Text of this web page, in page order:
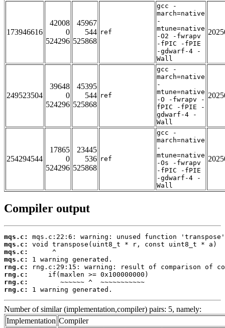
173946616
42008
0
524296
45967
544
525868
ref
gcc -
march=native
-
mtune=native
-O2 -fwrapv
-fPIC -fPIE
-gdwarf-4 -
Wall
249523504
39648
0
524296
45395
544
525868
ref
gcc -
march=native
-
mtune=native
-O -fwrapv -
fPIC -fPIE -
gdwarf-4 -
Wall
254294544
17865
0
524296
23445
536
525868
ref
gcc -
march=native
-
mtune=native
-Os -fwrapv
-fPIC -fPIE
-gdwarf-4 -
Wall
Compiler output
mqs.c:
mqs.c:
mqs.c:
mqs.c:
rng.c:
rng.c:
rng.c:
rng.c:
1 warning generated.
Number of similar (implementation,compiler) pairs: 5, namely:
Implementation Compiler